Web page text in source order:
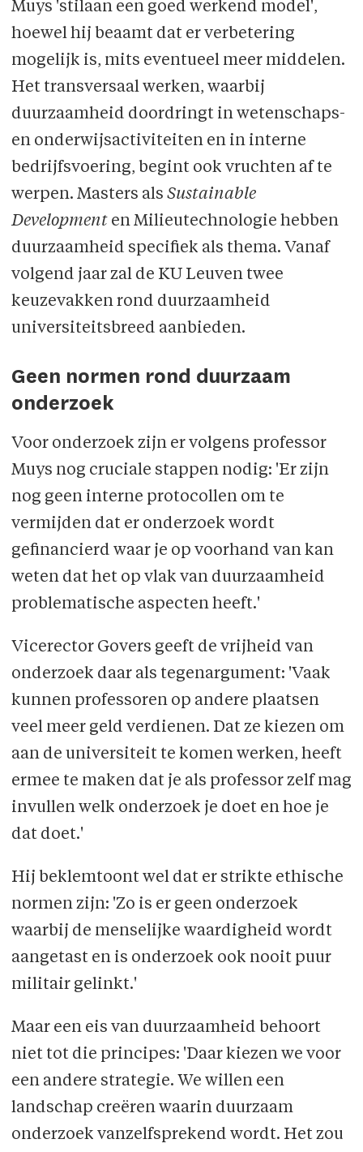
Muys 'stilaan een goed werkend model',
hoewel hij beaamt dat er verbetering
mogelijk is, mits eventueel meer middelen.
Het transversaal werken, waarbij
duurzaamheid doordringt in wetenschaps-
en onderwijsactiviteiten en in interne
bedrijfsvoering, begint ook vruchten af te
werpen. Masters als Sustainable
Developmenten Milieutechnologie hebben
duurzaamheid specifiek als thema. Vanaf
volgend jaar zal de KU Leuven twee
keuzevakken rond duurzaamheid
universiteitsbreed aanbieden.
Geen normen rond duurzaam
onderzoek
Voor onderzoek zijn er volgens professor
Muys nog cruciale stappen nodig: 'Er zijn
nog geen interne protocollen om te
vermijden dat er onderzoek wordt
gefinancierd waar je op voorhand van kan
weten dat het op vlak van duurzaamheid
problematische aspecten heeft.'
Vicerector Govers geeft de vrijheid van
onderzoek daar als tegenargument: 'Vaak
kunnen professoren op andere plaatsen
veel meer geld verdienen. Dat ze kiezen om
aan de universiteit te komen werken, heeft
ermee te maken dat je als professor zelf mag
invullen welk onderzoek je doet en hoe je
dat doet.'
Hij beklemtoont wel dat er strikte ethische
normen zijn: 'Zo is er geen onderzoek
waarbij de menselijke waardigheid wordt
aangetast en is onderzoek ook nooit puur
militair gelinkt.'
Maar een eis van duurzaamheid behoort
niet tot die principes: 'Daar kiezen we voor
een andere strategie. We willen een
landschap creëren waarin duurzaam
onderzoek vanzelfsprekend wordt. Het zou